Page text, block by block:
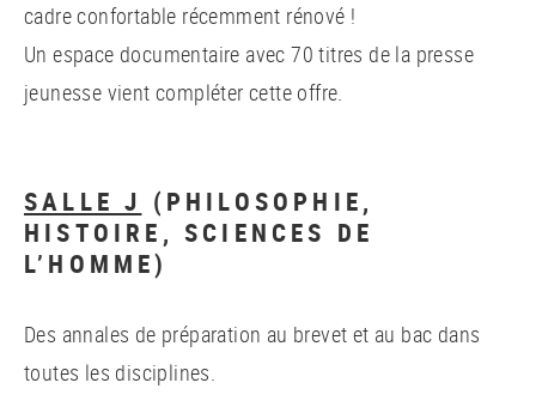
cadre confortable récemment rénové !
Un espace documentaire avec 70 titres de la presse
jeunesse vient compléter cette offre.
SALLE J (PHILOSOPHIE,
HISTOIRE, SCIENCES DE
L’HOMME)
Des annales de préparation au brevet et au bac dans
toutes les disciplines.